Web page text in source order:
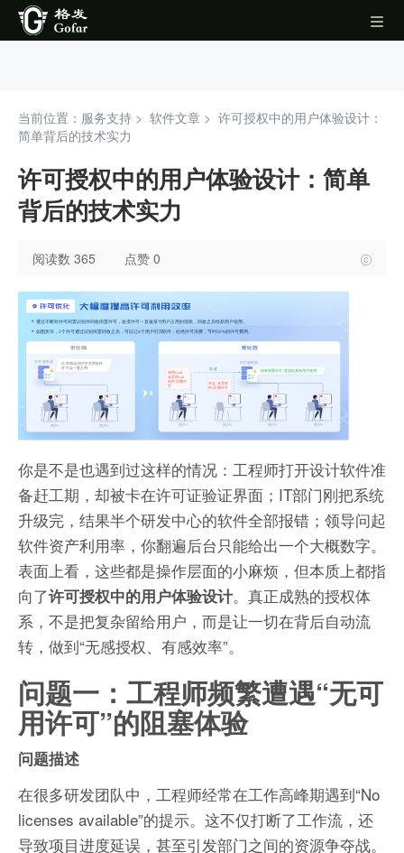
当前位置：服务支持 > 软件文章 > 许可授权中的用户体验设计：
简单背后的技术实力
许可授权中的用户体验设计：简单
背后的技术实力
阅读数 365 点赞 0
你是不是也遇到过这样的情况：工程师打开设计软件准
备赶工期，却被卡在许可证验证界面；IT部门刚把系统
升级完，结果半个研发中心的软件全部报错；领导问起
软件资产利用率，你翻遍后台只能给出一个大概数字。
表面上看，这些都是操作层面的小麻烦，但本质上都指
向了许可授权中的用户体验设计。真正成熟的授权体
系，不是把复杂留给用户，而是让一切在背后自动流
转，做到“无感授权、有感效率”。
问题一：工程师频繁遭遇“无可
用许可”的阻塞体验
问题描述
在很多研发团队中，工程师经常在工作高峰期遇到“No
licenses available”的提示。这不仅打断了工作流，还
导致项目进度延误，甚至引发部门之间的资源争夺战。